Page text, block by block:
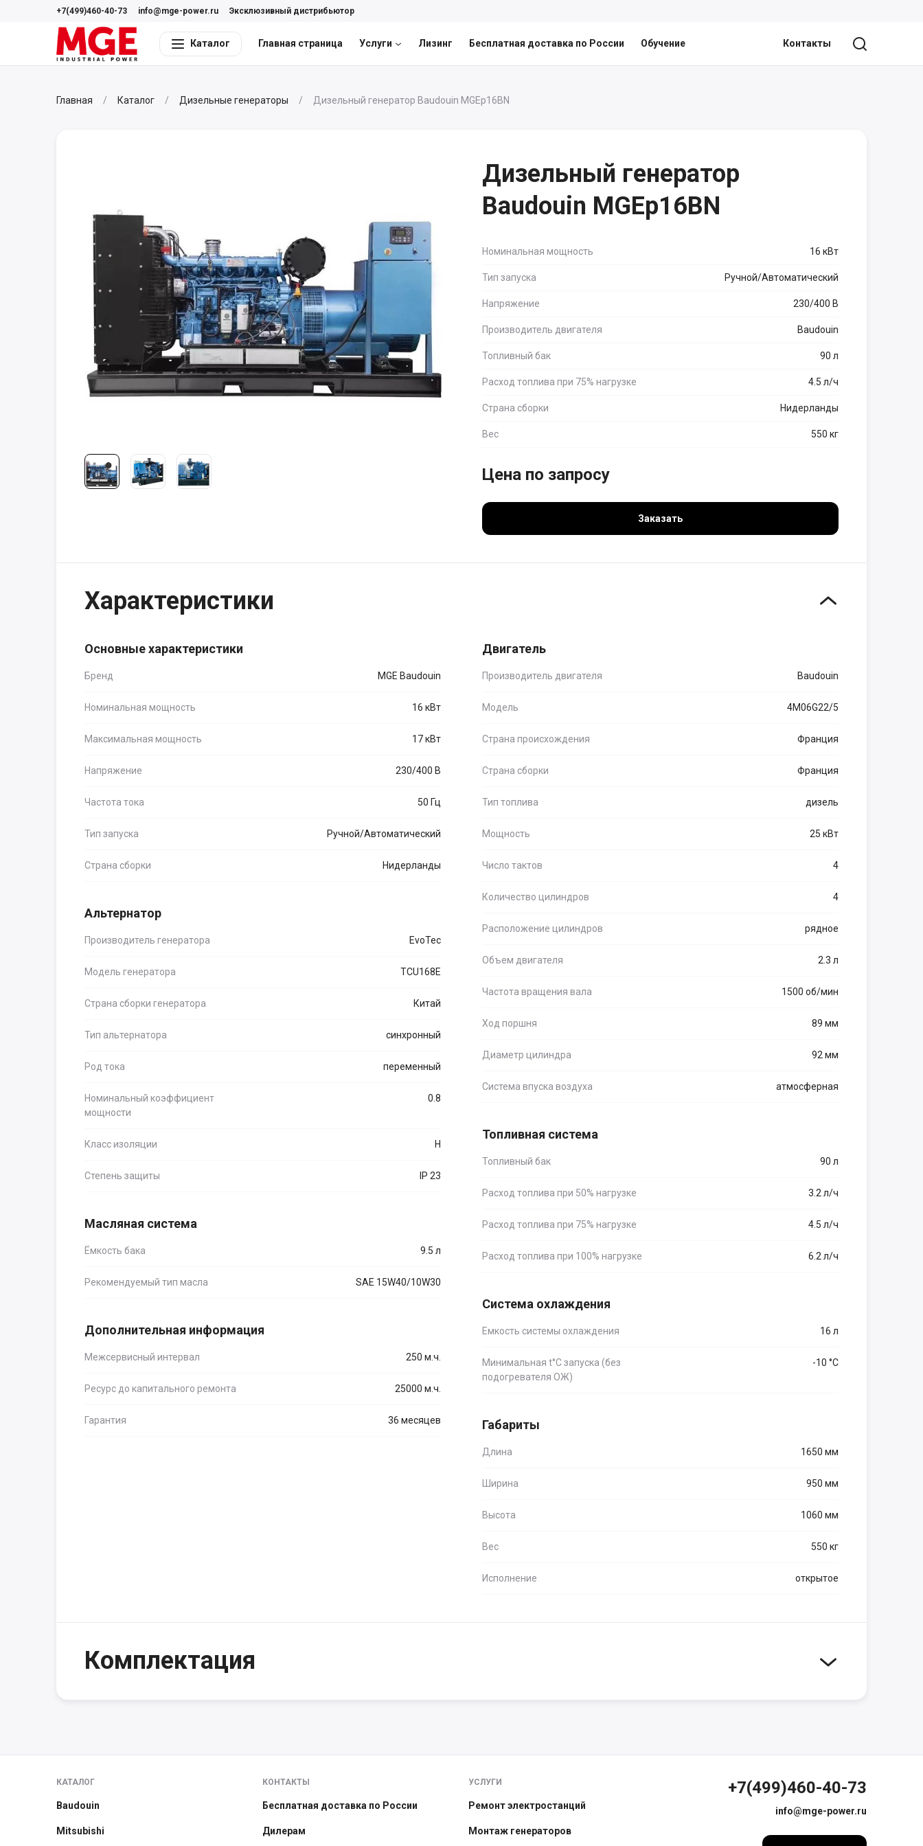
+7(499)460-40-73 info@mge-power.ru Эксклюзивный дистрибьютор
Каталог Главная страница Услуги Лизинг Бесплатная доставка по России Обучение Контакты
Главная Каталог Дизельные генераторы Дизельный генератор Baudouin MGEp16BN
Дизельный генератор
Baudouin MGEp16BN
Номинальная мощность 16 кВт
Тип запуска Ручной/Автоматический
Напряжение 230/400 В
Производитель двигателя Baudouin
Топливный бак 90 л
Расход топлива при 75% нагрузке 4.5 л/ч
Страна сборки Нидерланды
Вес 550 кг
Цена по запросу
Заказать
Характеристики
Основные характеристики
Бренд MGE Baudouin
Номинальная мощность 16 кВт
Максимальная мощность 17 кВт
Напряжение 230/400 В
Частота тока 50 Гц
Тип запуска Ручной/Автоматический
Страна сборки Нидерланды
Двигатель
Производитель двигателя Baudouin
Модель 4M06G22/5
Страна происхождения Франция
Страна сборки Франция
Тип топлива дизель
Мощность 25 кВт
Число тактов 4
Количество цилиндров 4
Расположение цилиндров рядное
Объем двигателя 2.3 л
Частота вращения вала 1500 об/мин
Ход поршня 89 мм
Диаметр цилиндра 92 мм
Система впуска воздуха атмосферная
Альтернатор
Производитель генератора EvoTec
Модель генератора TCU168E
Страна сборки генератора Китай
Тип альтернатора синхронный
Род тока переменный
Номинальный коэффициент
мощности
0.8
Класс изоляции H
Степень защиты IP 23
Топливная система
Топливный бак 90 л
Расход топлива при 50% нагрузке 3.2 л/ч
Расход топлива при 75% нагрузке 4.5 л/ч
Расход топлива при 100% нагрузке 6.2 л/ч
Масляная система
Ёмкость бака 9.5 л
Рекомендуемый тип масла SAE 15W40/10W30
Система охлаждения
Емкость системы охлаждения 16 л
Минимальная t°С запуска (без
подогревателя ОЖ)
-10 °С
Дополнительная информация
Межсервисный интервал 250 м.ч.
Ресурс до капитального ремонта 25000 м.ч.
Гарантия 36 месяцев Габариты
Длина 1650 мм
Ширина 950 мм
Высота 1060 мм
Вес 550 кг
Исполнение открытое
Комплектация
КАТАЛОГ
Baudouin
Mitsubishi
КОНТАКТЫ
Бесплатная доставка по России
Дилерам
УСЛУГИ
Ремонт электростанций
Монтаж генераторов
+7(499)460-40-73
info@mge-power.ru